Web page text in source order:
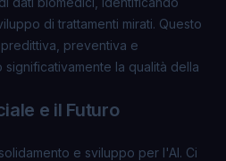
di trattamenti mirati. Questo
preventiva e
la qualità della
e il Futuro
e sviluppo per l'AI. Ci